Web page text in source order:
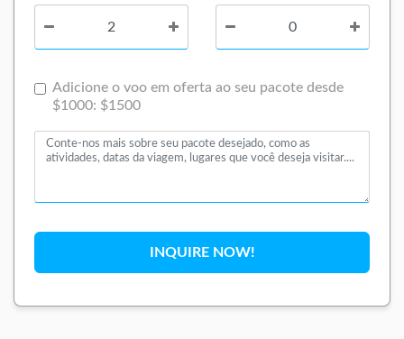
Adicione o voo em oferta ao seu pacote desde
$1000: $1500
INQUIRE NOW!